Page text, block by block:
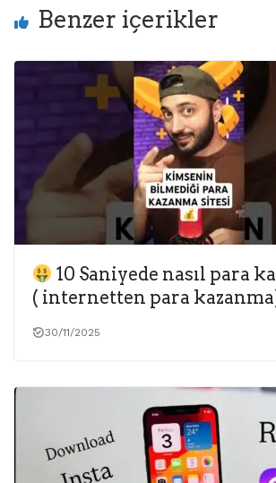
Benzer içerikler
10 Saniyede nasıl para
( internetten para
30/11/2025